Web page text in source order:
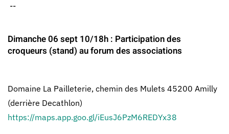
--
Dimanche 06 sept 10/18h : Participation des
croqueurs (stand) au forum des associations
Domaine La Pailleterie, chemin des Mulets 45200 Amilly
(derrière Decathlon)
https://maps.app.goo.gl/iEusJ6PzM6REDYx38